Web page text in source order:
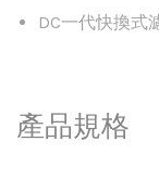
DC一代快換式
產品規格